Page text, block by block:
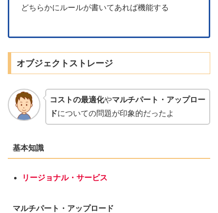
どちらかにルールが書いてあれば機能する
オブジェクトストレージ
コストの最適化やマルチパート・アップロー
ドについての問題が印象的だったよ
基本知識
リージョナル・サービス
マルチパート・アップロード